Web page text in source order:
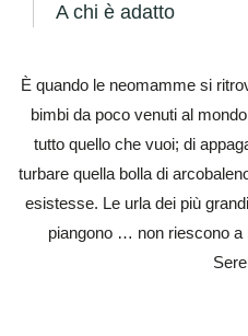
A chi è adatto
È quando le neomamme si
bimbi da poco venuti al
tutto quello che vuoi; di
turbare quella bolla di
esistesse. Le urla dei più
piangono … non riescono